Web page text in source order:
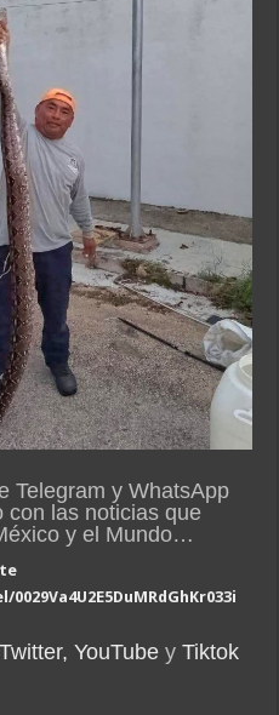
Telegram y WhatsApp
con las noticias que
y el Mundo…
Twitter, YouTube yTiktok